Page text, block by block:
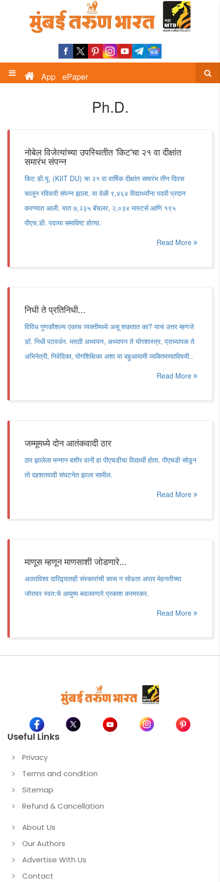
App ePaper
Ph.D.
नोबेल विजेत्यांच्या उपस्थितीत 'किट'चा २१ वा दीक्षांत
समारंभ संपन्न
किट डी.यू. (KIIT DU) चा २१ वा वार्षिक दीक्षांत समारंभ तीन दिवस
चालून रविवारी संपन्न झाला. या वेळी ९,४६४ विद्यार्थ्यांना पदवी प्रदान
करण्यात आली. यात ७,२३५ बॅचलर, २,०३४ मास्टर्स आणि १९५
पीएच.डी. पदव्या समाविष्ट होत्या.
Read More
निधी ते प्रतिनिधी...
विविध गुणकौशल्य एकाच व्यक्तीमध्ये असू शकतात का? याचं उत्तर म्हणजे
डॉ. निधी पटवर्धन. मराठी अध्ययन, अध्यापन ते योगशास्त्र, प्राध्यापक ते
अभिनेत्री, निवेदिका, योगशिक्षिका अशा या बहुआयामी व्यक्तिमत्त्वाविषयी..
Read More
जम्मूमध्ये दोन आतंकवादी ठार
ठार झालेला मन्नान बशीर वानी हा पीएचडीचा विद्यार्थी होता. पीएचडी सोडून
तो दहशतवादी संघटनेत झाला सामील.
Read More
माणूस म्हणून माणसाशी जोडणारे...
अठराविश्व दारिद्र्यातही संस्कारांची कास न सोडता अपार मेहनतीच्या
जोरावर स्वत:चे आयुष्य बदलवणारे प्रकाश करमरकर.
Read More
Useful Links
Privacy
Terms and condition
Sitemap
Refund & Cancellation
About Us
Our Authors
Advertise With Us
Contact